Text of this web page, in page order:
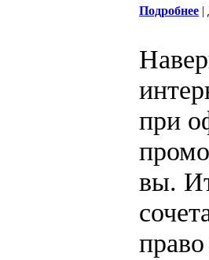
Подробнее
при
вы.